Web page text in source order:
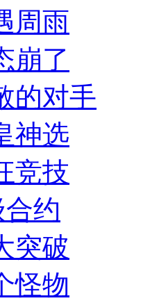
周雨
崩了
的对手
神选
竞技
约
突破
怪物